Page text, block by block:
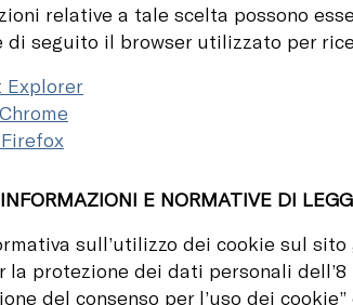
relative a tale scelta possono
di seguito il browser utilizzato per
Explorer
E NORMATIVE DI
sull’utilizzo dei cookie sul
la protezione dei dati personali
del consenso per l’uso dei